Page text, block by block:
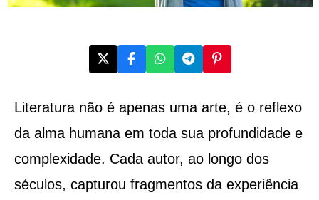
Literatura não é apenas uma arte, é o reflexo
da alma humana em toda sua profundidade e
complexidade. Cada autor, ao longo dos
séculos, capturou fragmentos da experiência